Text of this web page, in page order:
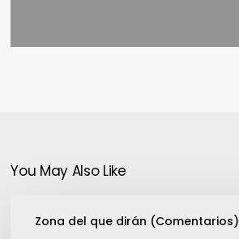
You May Also Like
Zona del que dirán (Comentarios)
Tecnozona